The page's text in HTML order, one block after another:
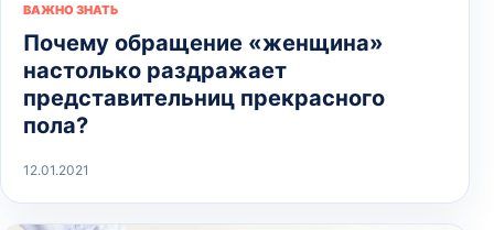
ВАЖНО ЗНАТЬ
Почему обращение «женщина»
настолько раздражает
представительниц прекрасного
пола?
12.01.2021